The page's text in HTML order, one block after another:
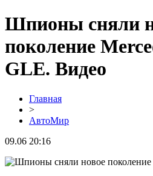
Шпионы сняли
поколение
GLE. Видео
Главная
>
АвтоМир
09.06 20:16